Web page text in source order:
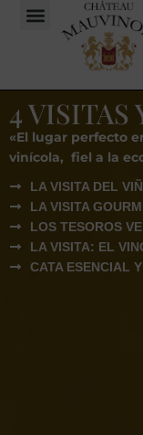
4 VISITAS
«El lugar perfecto
vinícola, fiel a la
LA VISITA DEL
LA VISITA
LOS TESOROS
LA VISITA: EL
CATA ESENCIAL